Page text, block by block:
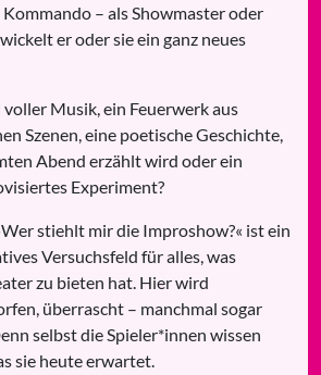
– als Showmaster oder
er oder sie ein ganz neues
Musik, ein Feuerwerk aus
Szenen, eine poetische Geschichte,
Abend erzählt wird oder ein
Experiment?
stiehlt mir die Improshow?« ist ein
Versuchsfeld für alles, was
zu bieten hat. Hier wird
überrascht – manchmal sogar
selbst die Spieler*innen wissen
sie heute erwartet.